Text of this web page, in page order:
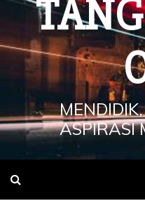
ASPIRASI